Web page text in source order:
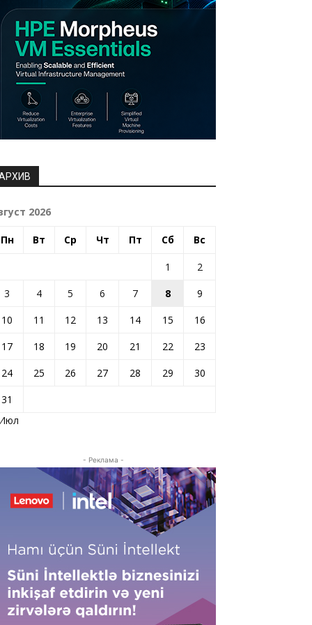
2026
Пн Вт Ср Чт Пт Сб Вс
1
2
3
4 5 6 7 8
9
10
11 12 13 14 15
16
17
18 19 20 21 22
23
24
25 26 27 28 29
30
31
- Реклама -